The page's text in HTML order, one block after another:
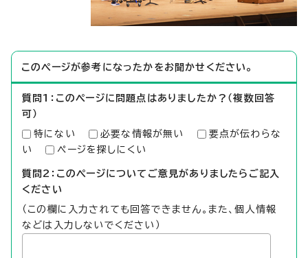
このページが参考になったかをお聞かせください。
質問1：このページに問題点はありましたか？（複数回答
可）
特にない 必要な情報が無い
要点が伝わらな
い
ページを探しにくい
質問2：このページについてご意見がありましたらご記入
ください
（この欄に入力されても回答できません。また、個人情報
などは入力しないでください）